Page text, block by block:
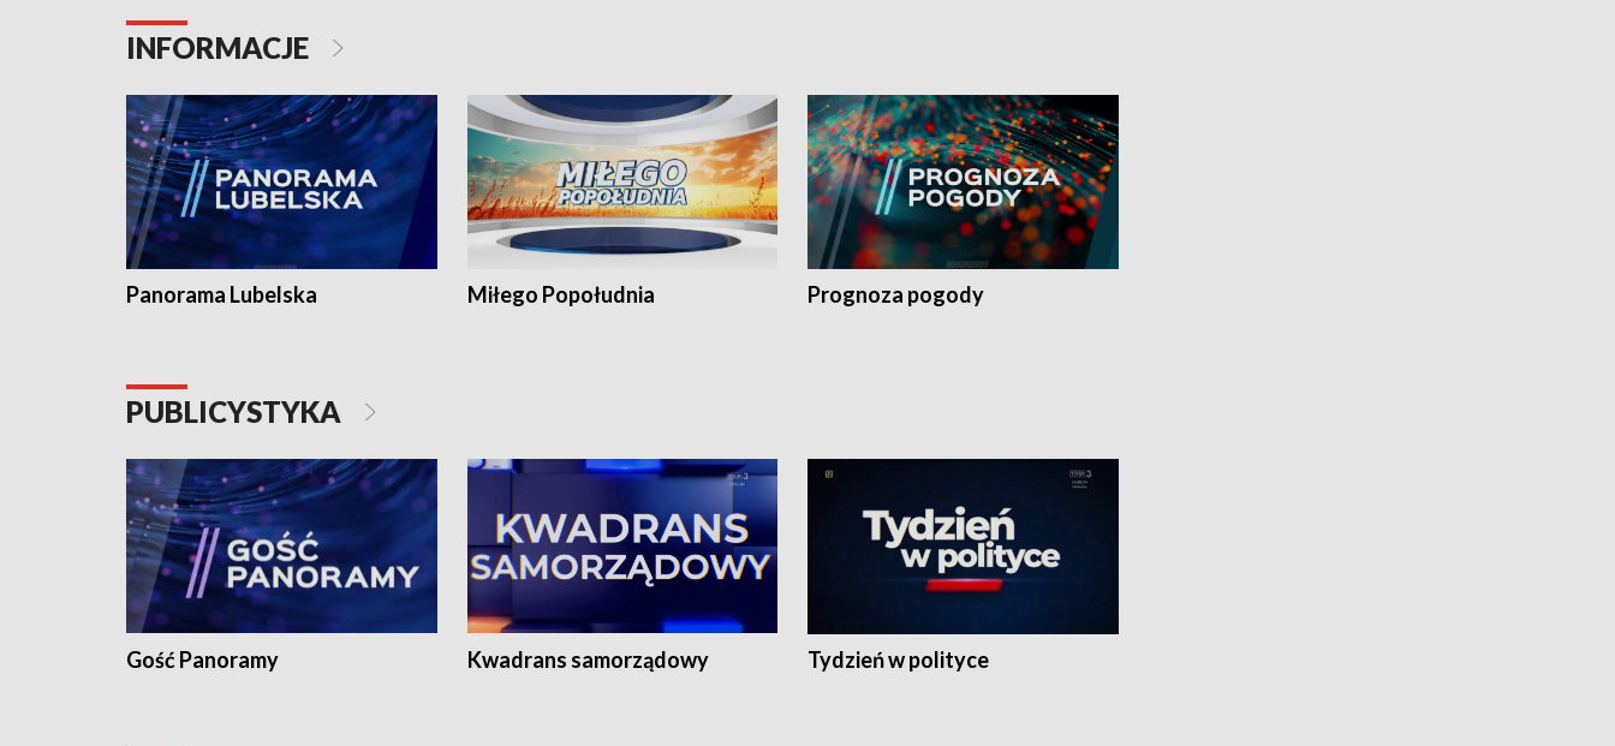
INFORMACJE
Panorama Lubelska Miłego Popołudnia Prognoza pogody
PUBLICYSTYKA
Gość Panoramy Kwadrans samorządowy Tydzień w polityce